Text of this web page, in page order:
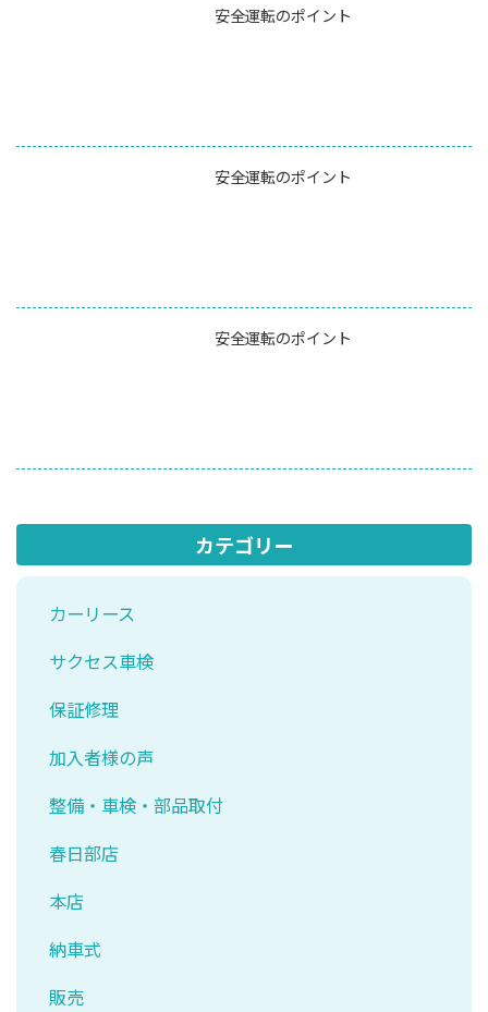
安全運転のポイント
安全運転のポイント
安全運転のポイント
カテゴリー
カーリース
サクセス車検
保証修理
加入者様の声
整備・車検・部品取付
春日部店
本店
納車式
販売